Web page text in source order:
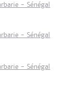
- Sénégal
- Sénégal
- Sénégal